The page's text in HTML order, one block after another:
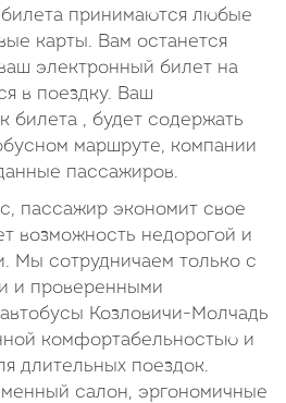
принимаются любые
карты. Вам останется
электронный билет на
в поездку. Ваш
билета , будет содержать
маршруте, компании
пассажиров.
пассажир экономит свое
возможность недорогой и
Мы сотрудничаем только с
и проверенными
Козловичи-Молчадь
комфортабельностью и
длительных поездок.
салон, эргономичные